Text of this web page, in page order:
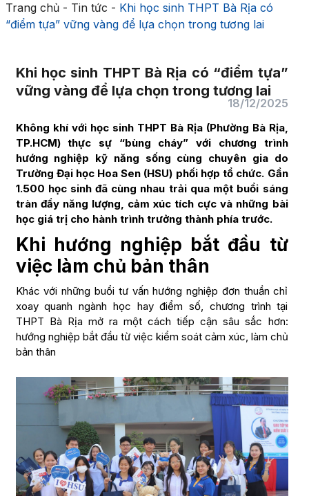
Trang chủ- Tin tức - Khi học sinh THPT Bà Rịa có
“điểm tựa” vững vàng để lựa chọn trong tương lai
Khi học sinh THPT Bà Rịa có “điểm tựa”
vững vàng để lựa chọn trong tương lai
18/12/2025
Không khí với học sinh THPT Bà Rịa (Phường Bà Rịa,
TP.HCM) thực sự “bùng cháy” với chương trình
hướng nghiệp kỹ năng sống cùng chuyên gia do
Trường Đại học Hoa Sen (HSU) phối hợp tổ chức. Gần
1.500 học sinh đã cùng nhau trải qua một buổi sáng
tràn đầy năng lượng, cảm xúc tích cực và những bài
học giá trị cho hành trình trưởng thành phía trước.
Khi hướng nghiệp bắt đầu từ
việc làm chủ bản thân
Khác với những buổi tư vấn hướng nghiệp đơn thuần chỉ
xoay quanh ngành học hay điểm số, chương trình tại
THPT Bà Rịa mở ra một cách tiếp cận sâu sắc hơn:
hướng nghiệp bắt đầu từ việc kiểm soát cảm xúc, làm chủ
bản thân